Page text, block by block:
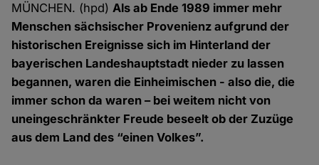
MÜNCHEN. (hpd)Als ab Ende 1989 immer mehr
Menschen sächsischer Provenienz aufgrund der
historischen Ereignisse sich im Hinterland der
bayerischen Landeshauptstadt nieder zu lassen
begannen, waren die Einheimischen - also die, die
immer schon da waren – bei weitem nicht von
uneingeschränkter Freude beseelt ob der Zuzüge
aus dem Land des “einen Volkes”.